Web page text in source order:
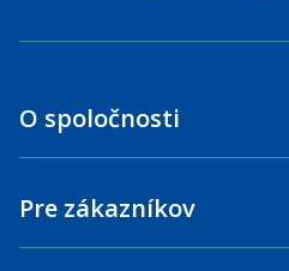
O spoločnosti
Pre zákazníkov